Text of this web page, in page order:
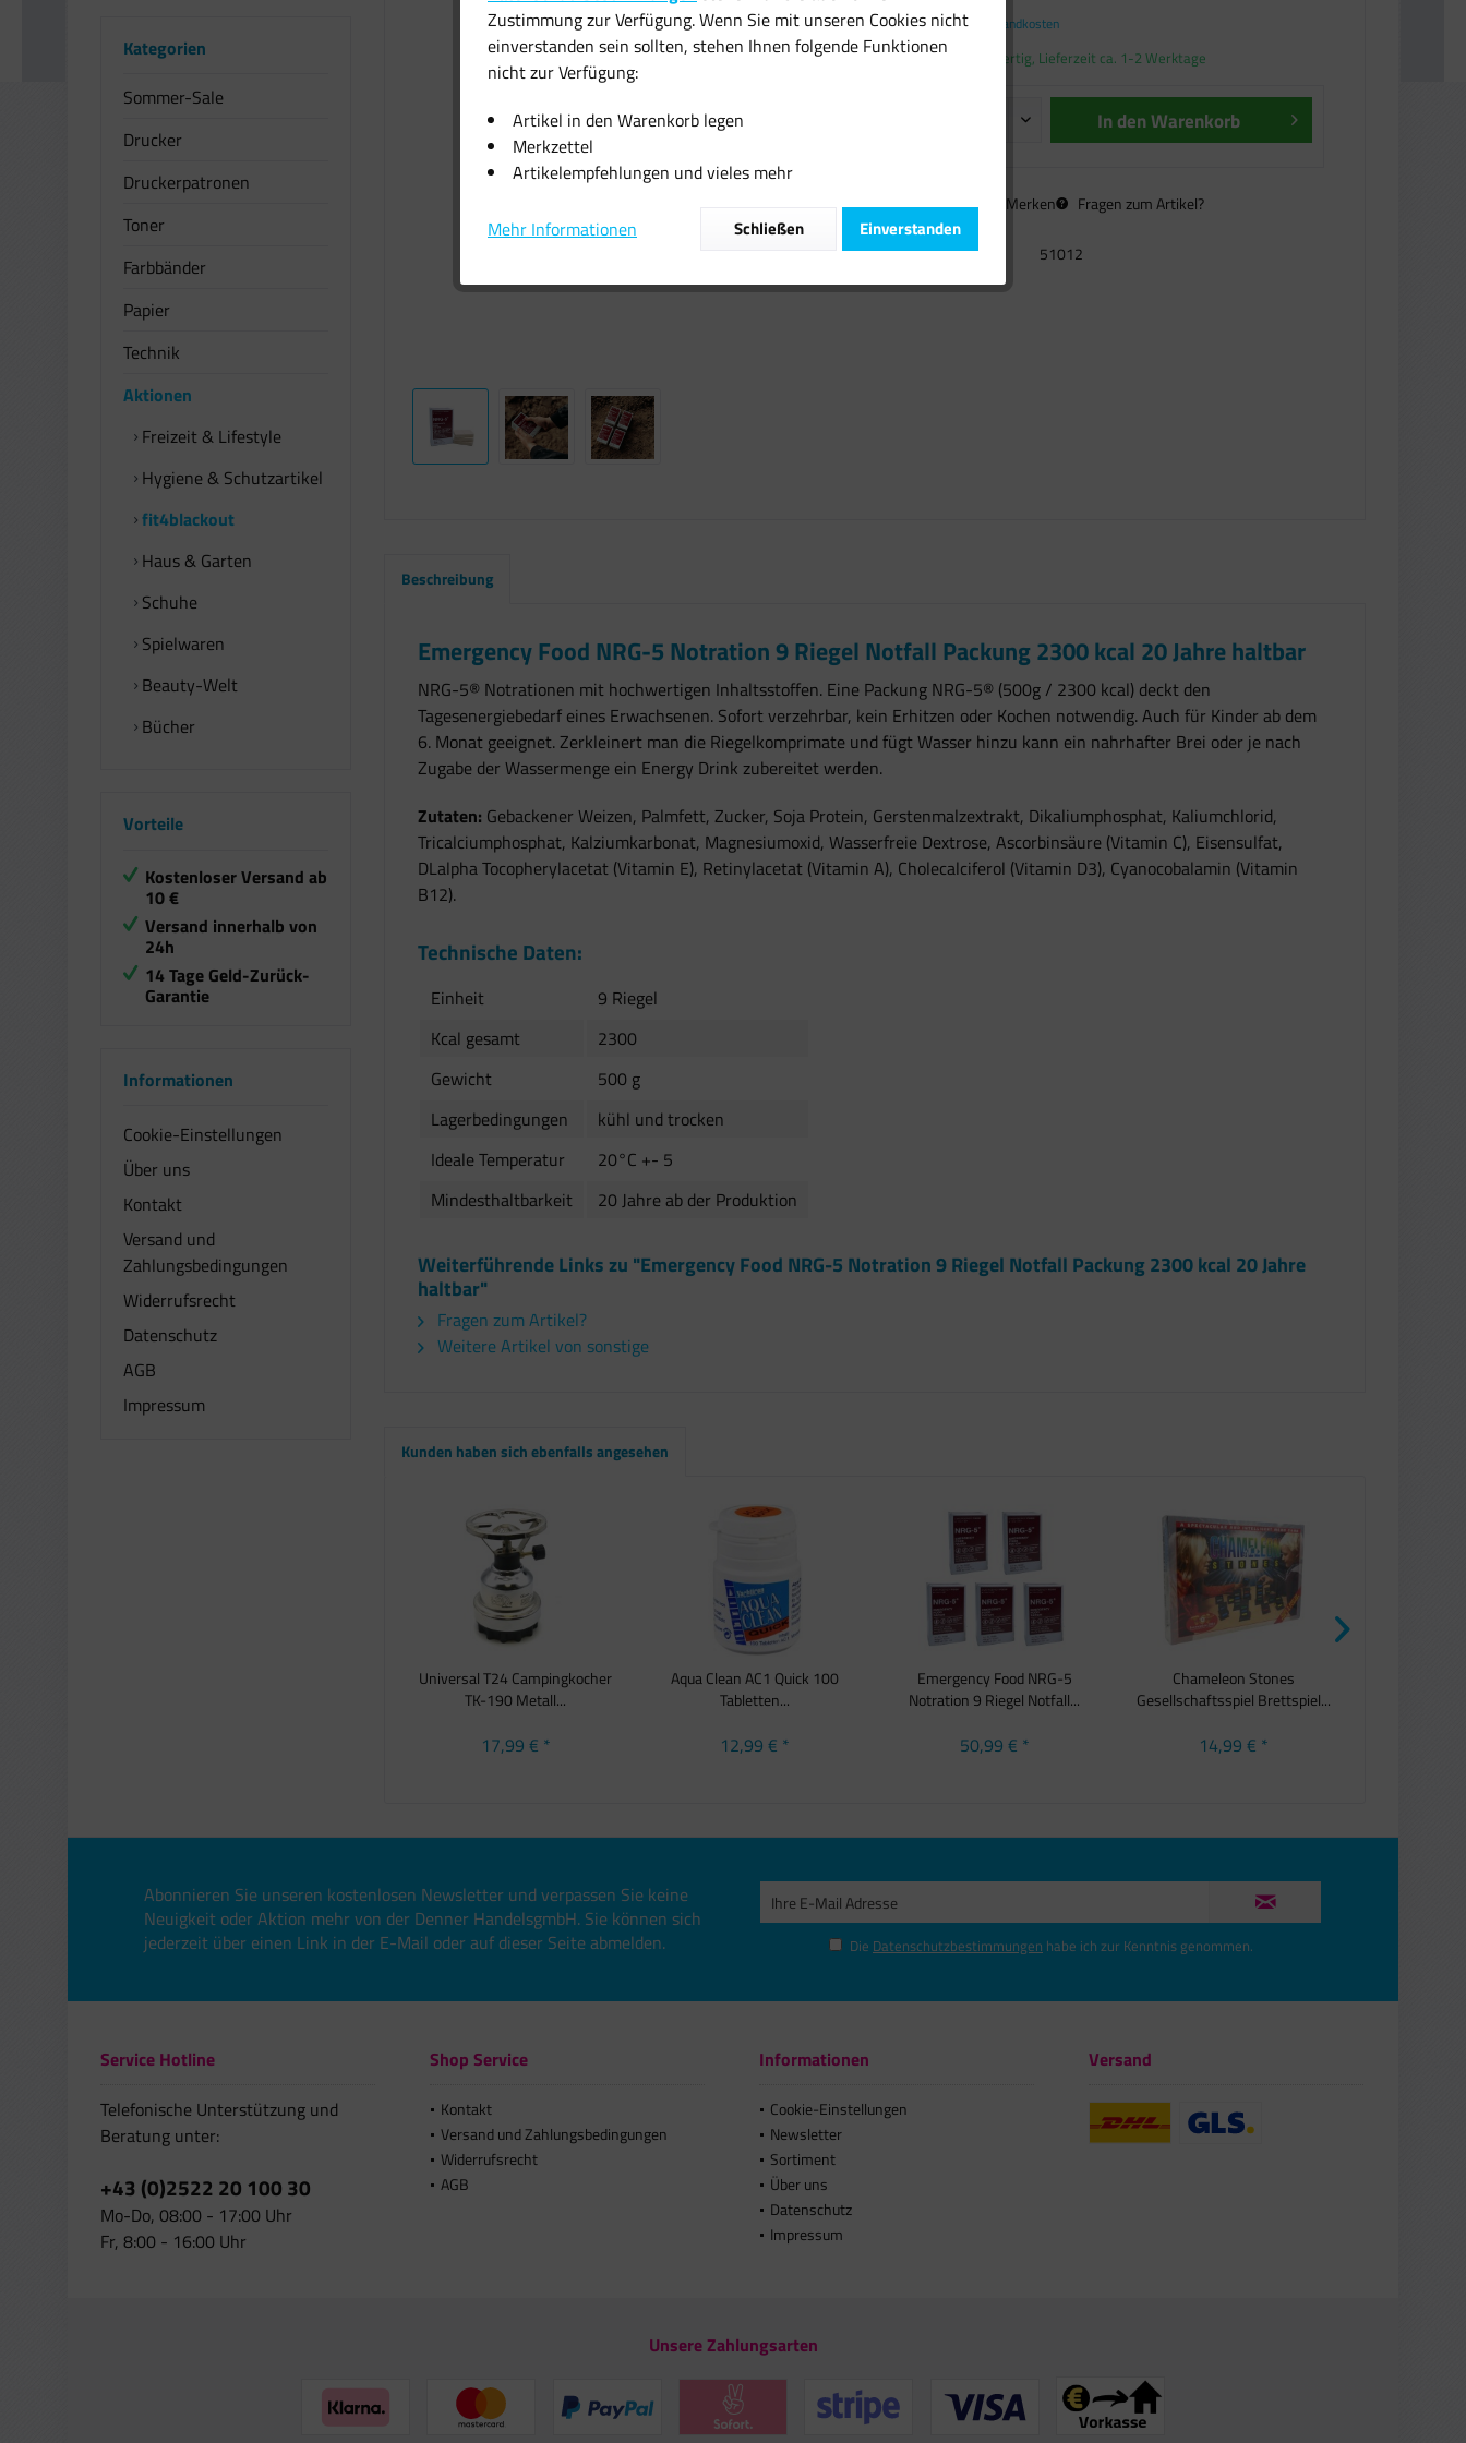
Kategorien
Sommer-Sale
Drucker
Druckerpatronen
Toner
Farbbänder
Papier
Technik
Aktionen
Freizeit & Lifestyle
Hygiene & Schutzartikel
fit4blackout
Haus & Garten
Schuhe
Spielwaren
Beauty-Welt
Bücher
Vorteile
Kostenloser Versand ab
10 €
Versand innerhalb von
24h
14 Tage Geld-Zurück-
Garantie
Informationen
Cookie-Einstellungen
Über uns
Kontakt
Versand und
Zahlungsbedingungen
Widerrufsrecht
Datenschutz
AGB
Impressum
inkl. MwSt.zzgl. Versandkosten
Sofort versandfertig, Lieferzeit ca. 1-2 Werktage
In denWarenkorb
Vergleichen Merken Fragen zum Artikel?
Artikel-Nr.: 51012
Beschreibung
Emergency Food NRG-5 Notration 9 Riegel Notfall Packung 2300 kcal 20 Jahre haltbar
NRG-5® Notrationen mit hochwertigen Inhaltsstoffen. Eine Packung NRG-5® (500g / 2300 kcal) deckt den
Tagesenergiebedarf eines Erwachsenen. Sofort verzehrbar, kein Erhitzen oder Kochen notwendig. Auch für Kinder ab dem
6. Monat geeignet. Zerkleinert man die Riegelkomprimate und fügt Wasser hinzu kann ein nahrhafter Brei oder je nach
Zugabe der Wassermenge ein Energy Drink zubereitet werden.
Zutaten: Gebackener Weizen, Palmfett, Zucker, Soja Protein, Gerstenmalzextrakt, Dikaliumphosphat, Kaliumchlorid,
Tricalciumphosphat, Kalziumkarbonat, Magnesiumoxid, Wasserfreie Dextrose, Ascorbinsäure (Vitamin C), Eisensulfat,
DLalpha Tocopherylacetat (Vitamin E), Retinylacetat (Vitamin A), Cholecalciferol (Vitamin D3), Cyanocobalamin (Vitamin
B12).
Technische Daten:
Einheit
9 Riegel
Kcal gesamt
2300
Gewicht
500 g
Lagerbedingungen
kühl und trocken
Ideale Temperatur
20°C +- 5
Mindesthaltbarkeit
20 Jahre ab der Produktion
Weiterführende Links zu "Emergency Food NRG-5 Notration 9 Riegel Notfall Packung 2300 kcal 20 Jahre
haltbar"
Fragen zum Artikel?
Weitere Artikel von sonstige
Kunden haben sich ebenfalls angesehen
Universal T24 Campingkocher
TK-190 Metall...
17,99 € *
Aqua Clean AC1 Quick 100
Tabletten...
12,99 € *
Emergency Food NRG-5
Notration 9 Riegel Notfall...
50,99 € *
Chameleon Stones
Gesellschaftsspiel Brettspiel...
14,99 € *
Abonnieren Sie unseren kostenlosen Newsletter und verpassen Sie keine
Neuigkeit oder Aktion mehr von der Denner HandelsgmbH. Sie können sich
jederzeit über einen Link in der E-Mail oder auf dieser Seite abmelden.
Die Datenschutzbestimmungen habe ich zur Kenntnis genommen.
Service Hotline
Telefonische Unterstützung und
Beratung unter:
+43 (0)2522 20 100 30
Mo-Do, 08:00 - 17:00 Uhr
Fr, 8:00 - 16:00 Uhr
Shop Service
Kontakt
Versand und Zahlungsbedingungen
Widerrufsrecht
AGB
Informationen
Cookie-Einstellungen
Newsletter
Sortiment
Über uns
Datenschutz
Impressum
Versand
Unsere Zahlungsarten
Zustimmung zur Verfügung. Wenn Sie mit unseren Cookies nicht
einverstanden sein sollten, stehen Ihnen folgende Funktionen
nicht zur Verfügung:
Artikel in den Warenkorb legen
Merkzettel
Artikelempfehlungen und vieles mehr
Mehr Informationen Einverstanden
Schließen